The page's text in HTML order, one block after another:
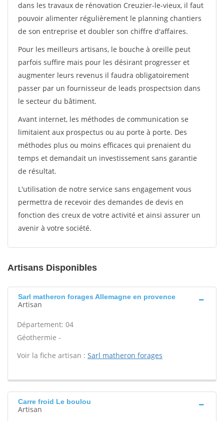
dans les travaux de rénovation Creuzier-le-vieux, il faut
pouvoir alimenter régulièrement le planning chantiers
de son entreprise et doubler son chiffre d'affaires.
Pour les meilleurs artisans, le bouche à oreille peut
parfois suffire mais pour les désirant progresser et
augmenter leurs revenus il faudra obligatoirement
passer par un fournisseur de leads prospectsion dans
le secteur du bâtiment.
Avant internet, les méthodes de communication se
limitaient aux prospectus ou au porte à porte. Des
méthodes plus ou moins efficaces qui prenaient du
temps et demandait un investissement sans garantie
de résultat.
L'utilisation de notre service sans engagement vous
permettra de recevoir des demandes de devis en
fonction des creux de votre activité et ainsi assurer un
avenir à votre société.
Artisans Disponibles
Sarl matheron forages Allemagne en provence
Artisan
Département: 04
Géothermie -
Voir la fiche artisan : Sarl matheron forages
Carre froid Le boulou
Artisan